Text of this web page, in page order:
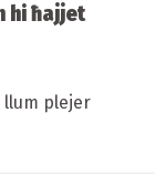
hi ħajjet
llum plejer